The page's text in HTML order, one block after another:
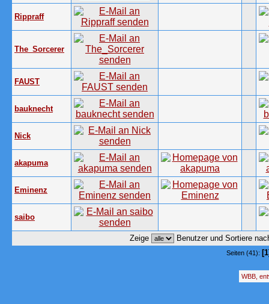
Rippraff
The_Sorcerer
FAUST
bauknecht
Nick
akapuma
Eminenz
saibo
Zeige Benutzer und Sortiere
Seiten (41):
WBB,